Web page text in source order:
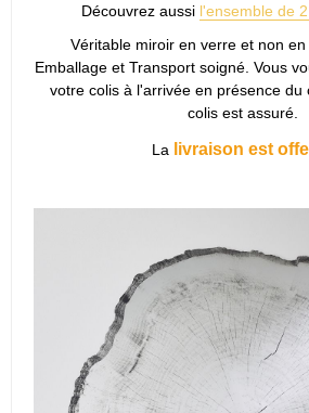
Découvrez aussi l'ensemble de
Véritable miroir en verre et non
Emballage et Transport soigné. Vous
votre colis à l'arrivée en présence du
colis est assuré.
La livraison est